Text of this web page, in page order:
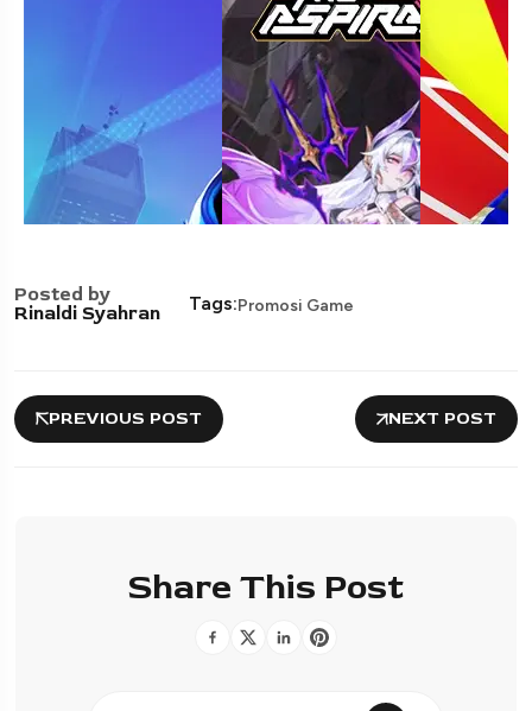
Posted by
Rinaldi Syahran
Tags:Promosi Game
PREVIOUS POST NEXT POST
Share This Post